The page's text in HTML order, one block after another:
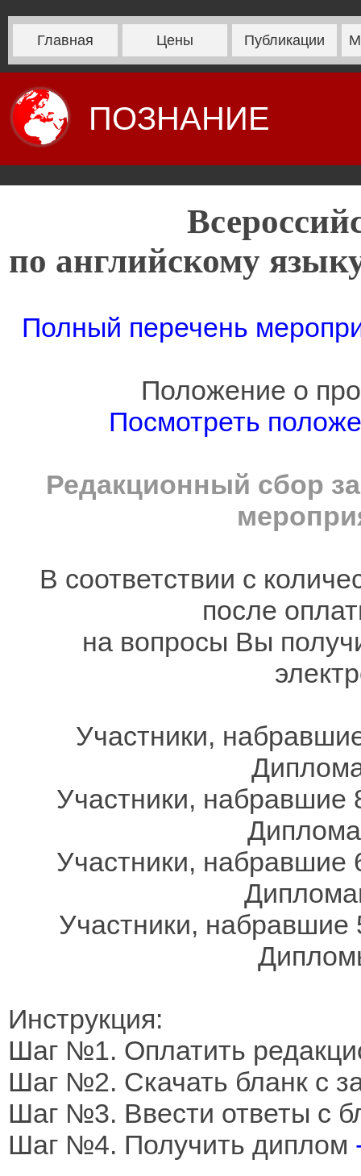
Главная Цены Публикации
ПОЗНАНИЕ
по английскому
Полный перечень
Положение о
Посмотреть
Редакционный сбор
В соответствии с
после
на вопросы Вы
Участники,
Участники, набравшие
Участники, набравшие
Участники,
Инструкция:
Шаг №1. Оплатить
Шаг №2. Скачать бланк с
Шаг №3. Ввести ответы с
Шаг №4. Получить диплом